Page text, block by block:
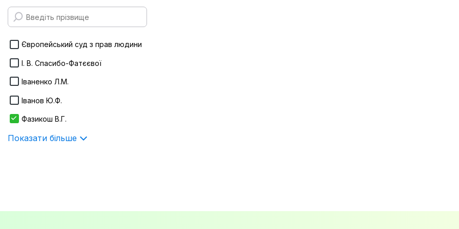
170х215 мм
Показати більше
Infotropic Media
Корецького НАН України
Істина
Показати більше
Європейський суд з прав людини
І. В. Спасибо-Фатєєвої
Іваненко Л.М.
Іванов Ю.Ф.
Фазикош В.Г.
Показати більше